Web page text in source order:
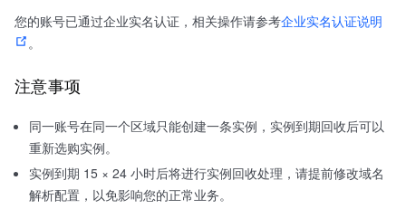
您的账号已通过企业实名认证，相关操作请参考企业实名认证说明
。
注意事项
同一账号在同一个区域只能创建一条实例，实例到期回收后可以
重新选购实例。
实例到期 15 × 24 小时后将进行实例回收处理，请提前修改域名
解析配置，以免影响您的正常业务。